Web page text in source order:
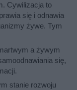
Cywilizacja to
się i odnawia
żywe. Tym
a żywym
się,
stanie rozwoju